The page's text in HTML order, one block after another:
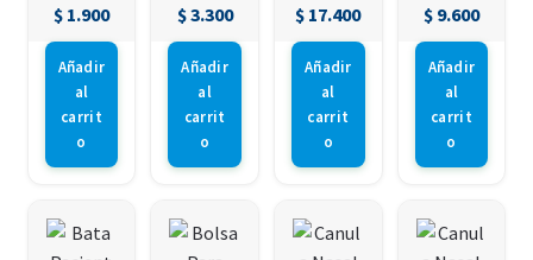
Uds
$1.900
Añadir
al
carrit
o
20 Uds
Inverfar
ma
$3.300
Añadir
al
carrit
o
M 1 Ud
$ 17.400
Añadir
al
carrit
o
Larga
1Ud Inver.
$9.600
Añadir
al
carrit
o